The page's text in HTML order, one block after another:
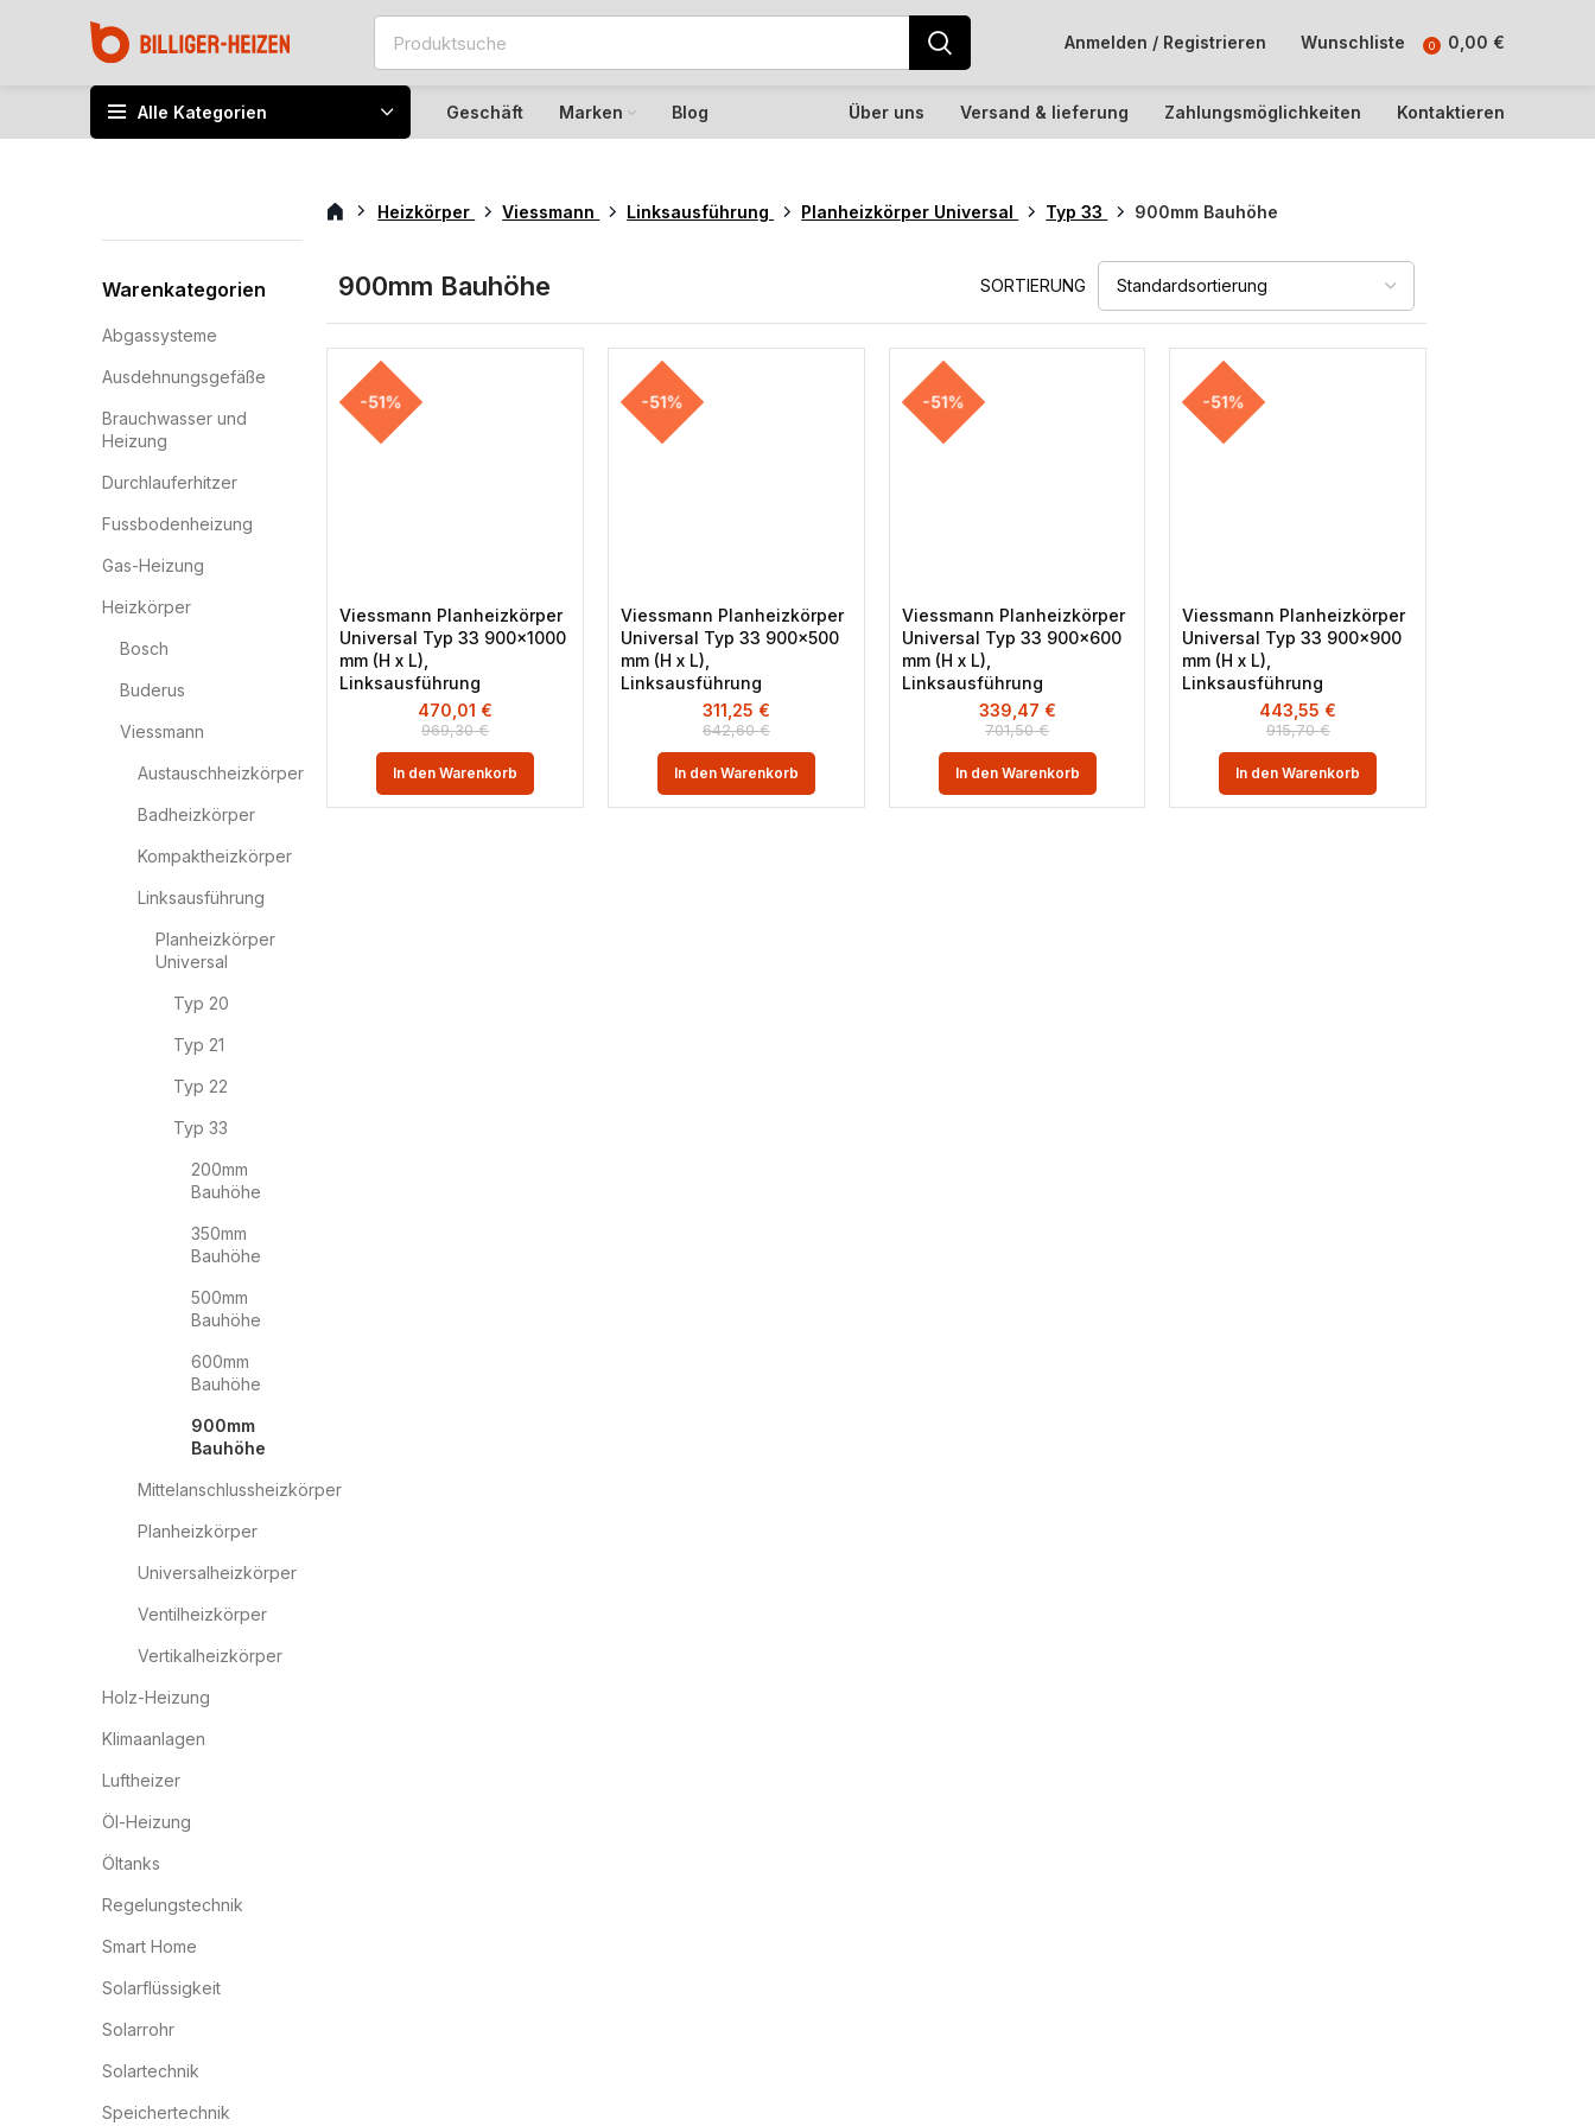
Anmelden / Registrieren Wunschliste 0 0,00 €
Alle Kategorien Geschäft Marken Blog Über uns Versand & lieferung Zahlungsmöglichkeiten Kontaktieren
Warenkategorien
Abgassysteme
Ausdehnungsgefäße
Brauchwasser und
Heizung
Durchlauferhitzer
Fussbodenheizung
Gas-Heizung
Heizkörper
Bosch
Buderus
Viessmann
Austauschheizkörper
Badheizkörper
Kompaktheizkörper
Linksausführung
Planheizkörper
Universal
Typ 20
Typ 21
Typ 22
Typ 33
200mm
Bauhöhe
350mm
Bauhöhe
500mm
Bauhöhe
600mm
Bauhöhe
900mm
Bauhöhe
Mittelanschlussheizkörper
Planheizkörper
Universalheizkörper
Ventilheizkörper
Vertikalheizkörper
Holz-Heizung
Klimaanlagen
Luftheizer
Öl-Heizung
Öltanks
Regelungstechnik
Smart Home
Solarflüssigkeit
Solarrohr
Solartechnik
Speichertechnik
Heizkörper Viessmann Linksausführung Planheizkörper Universal Typ 33 900mm Bauhöhe
900mm Bauhöhe SORTIERUNG
-51%
Viessmann Planheizkörper
Universal Typ 33 900×1000
mm (H x L),
Linksausführung
969,30€
470,01 €
In den Warenkorb
-51%
Viessmann Planheizkörper
Universal Typ 33 900×500
mm (H x L),
Linksausführung
642,60€
311,25 €
In den Warenkorb
-51%
Viessmann Planheizkörper
Universal Typ 33 900×600
mm (H x L),
Linksausführung
701,50€
339,47 €
In den Warenkorb
-51%
Viessmann Planheizkörper
Universal Typ 33 900×900
mm (H x L),
Linksausführung
915,70€
443,55 €
In den Warenkorb